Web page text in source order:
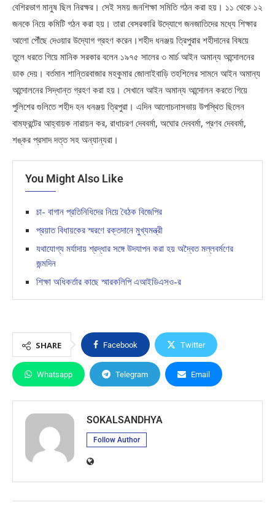
বেশিরভাগ মানুষ ছিল নিরক্ষর। সেই সময় জনশিক্ষা সমিতি গঠন করা হয়। ১১ থেকে ১২
জনকে নিয়ে কমিটি গঠন করা হয়। তারা বেসরকারি উদ্যোগে জনজাতিদের মধ্যে শিক্ষার
আলো পৌঁছে দেওয়ার উদ্যোগ গ্রহণ করেন।শহীদ ধনঞ্জয় ত্রিপুরার শহীদানের বিষয়ে
তুলে ধরতে গিয়ে মানিক সরকার বলেন ১৯৭৫ সালের ৩ মার্চ আইন অমান্য আন্দোলনের
ডাক দেয়। বর্তমান শান্তিরবাজার মহকুমার জোলাইবাড়ি তহশিলের সামনে আইন অমান্য
আন্দোলনের সিদ্ধান্ত গ্রহণ করা হয়। সেখানে আইন অমান্য আন্দোলন করতে গিয়ে
পুলিশের গুলিতে শহীদ হন ধনঞ্জয় ত্রিপুরা। এদিন আলোচনাসভায় উপস্থিত ছিলেন
বামফ্রন্টের আহ্বায়ক নারায়ন কর, রাধাচরণ দেববর্মা, অঘোর দেববর্মা, প্রণব দেববর্মা,
শঙ্কর প্রসাদ দত্ত সহ অন্যান্যরা।
You Might Also Like
চা- বাগান প্রতিনিধিদের নিয়ে বৈঠক বিজেপির
প্রয়াত বিধায়কের স্মরণে রক্তদানে মুখ্যমন্ত্রী
যথাযোগ্য মর্যাদায় শ্রদ্ধার সঙ্গে উদযাপন করা হয় অদ্বৈত মল্লবর্মণের
জন্মদিন
শিক্ষা অধিকর্তার কাছে স্মারকলিপি এআইডিএসও-র
SHARE Facebook Twitter
Whatsapp Telegram Email
SOKALSANDHYA
Follow Author